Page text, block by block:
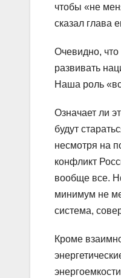
чтобы «не
сказал глава
Очевидно,
развивать
Наша роль
Означает ли
будут
несмотря на
конфликт
вообще все.
минимум не
система,
Кроме